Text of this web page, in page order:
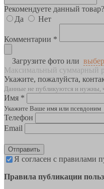
Рекомендуете данный
Да
Нет
Комментарии *
Загрузите фото или
Максимальный суммарный
Укажите, пожалуйста,
Данные не публикуются и нужны,
Имя *
Укажите Ваше имя или псевдоним
Телефон
Email
Отправить
Я согласен с правилами
Правила публикации